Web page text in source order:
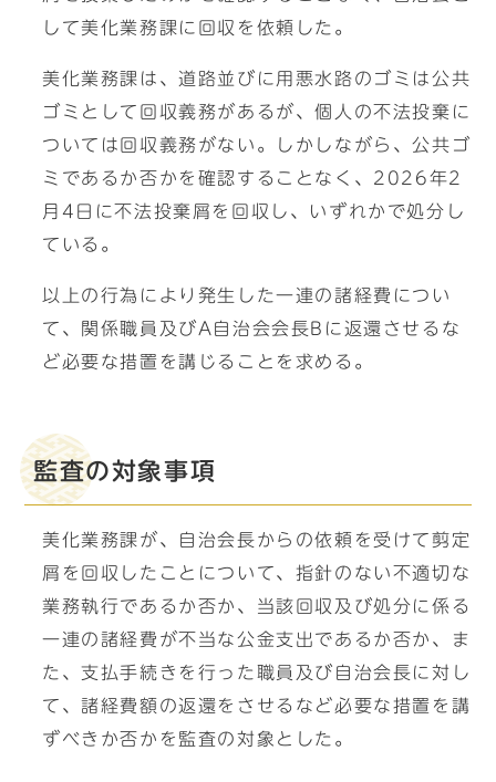
して美化業務課に回収を依頼した。
美化業務課は、道路並びに用悪水路のゴミは公共
ゴミとして回収義務があるが、個人の不法投棄に
ついては回収義務がない。しかしながら、公共ゴ
ミであるか否かを確認することなく、2026年2
月4日に不法投棄屑を回収し、いずれかで処分し
ている。
以上の行為により発生した一連の諸経費につい
て、関係職員及びA自治会会長Bに返還させるな
ど必要な措置を講じることを求める。
監査の対象事項
美化業務課が、自治会長からの依頼を受けて剪定
屑を回収したことについて、指針のない不適切な
業務執行であるか否か、当該回収及び処分に係る
一連の諸経費が不当な公金支出であるか否か、ま
た、支払手続きを行った職員及び自治会長に対し
て、諸経費額の返還をさせるなど必要な措置を講
ずべきか否かを監査の対象とした。